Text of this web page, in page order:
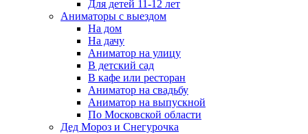
Для детей 11-12 лет
Аниматоры с выездом
На дом
На дачу
Аниматор на улицу
В детский сад
В кафе или ресторан
Аниматор на свадьбу
Аниматор на выпускной
По Московской области
Дед Мороз и Снегурочка